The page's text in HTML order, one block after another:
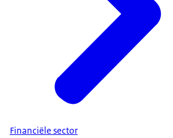
Financiële sector